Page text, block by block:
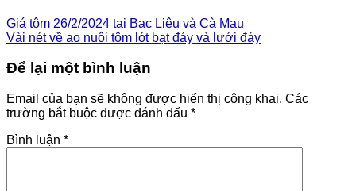
Giá tôm 26/2/2024 tại Bạc Liêu và Cà Mau
Vài nét về ao nuôi tôm lót bạt đáy và lưới đáy
Để lại một bình luận
Email của bạn sẽ không được hiển thị công khai. Các
trường bắt buộc được đánh dấu *
Bình luận *